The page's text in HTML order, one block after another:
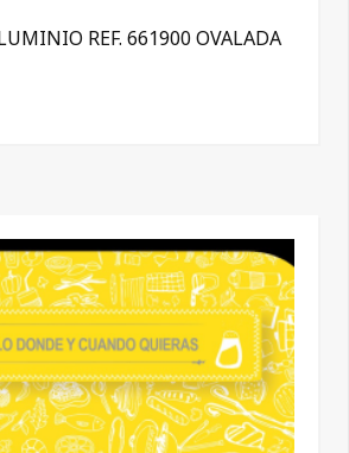
REF. 661900 OVALADA